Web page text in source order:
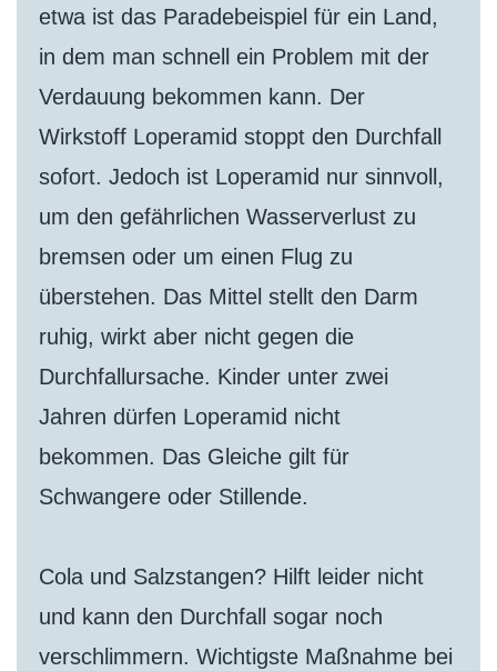
etwa ist das Paradebeispiel für ein Land,
in dem man schnell ein Problem mit der
Verdauung bekommen kann. Der
Wirkstoff Loperamid stoppt den Durchfall
sofort. Jedoch ist Loperamid nur sinnvoll,
um den gefährlichen Wasserverlust zu
bremsen oder um einen Flug zu
überstehen. Das Mittel stellt den Darm
ruhig, wirkt aber nicht gegen die
Durchfallursache. Kinder unter zwei
Jahren dürfen Loperamid nicht
bekommen. Das Gleiche gilt für
Schwangere oder Stillende.
Cola und Salzstangen? Hilft leider nicht
und kann den Durchfall sogar noch
verschlimmern. Wichtigste Maßnahme bei